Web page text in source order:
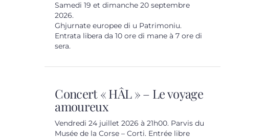
Samedi 19 et dimanche 20 septembre
2026.
Ghjurnate europee di u Patrimoniu.
Entrata libera da 10 ore di mane à 7 ore di
sera.
Concert « HÂL » – Le voyage
amoureux
Vendredi 24 juillet 2026 à 21h00. Parvis du
Musée de la Corse – Corti. Entrée libre